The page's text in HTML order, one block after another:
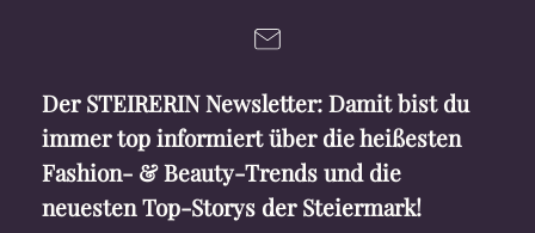
Der STEIRERIN Newsletter: Damit bist du
immer top informiert über die heißesten
Fashion- & Beauty-Trends und die
neuesten Top-Storys der Steiermark!